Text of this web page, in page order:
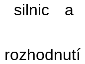
silnic a